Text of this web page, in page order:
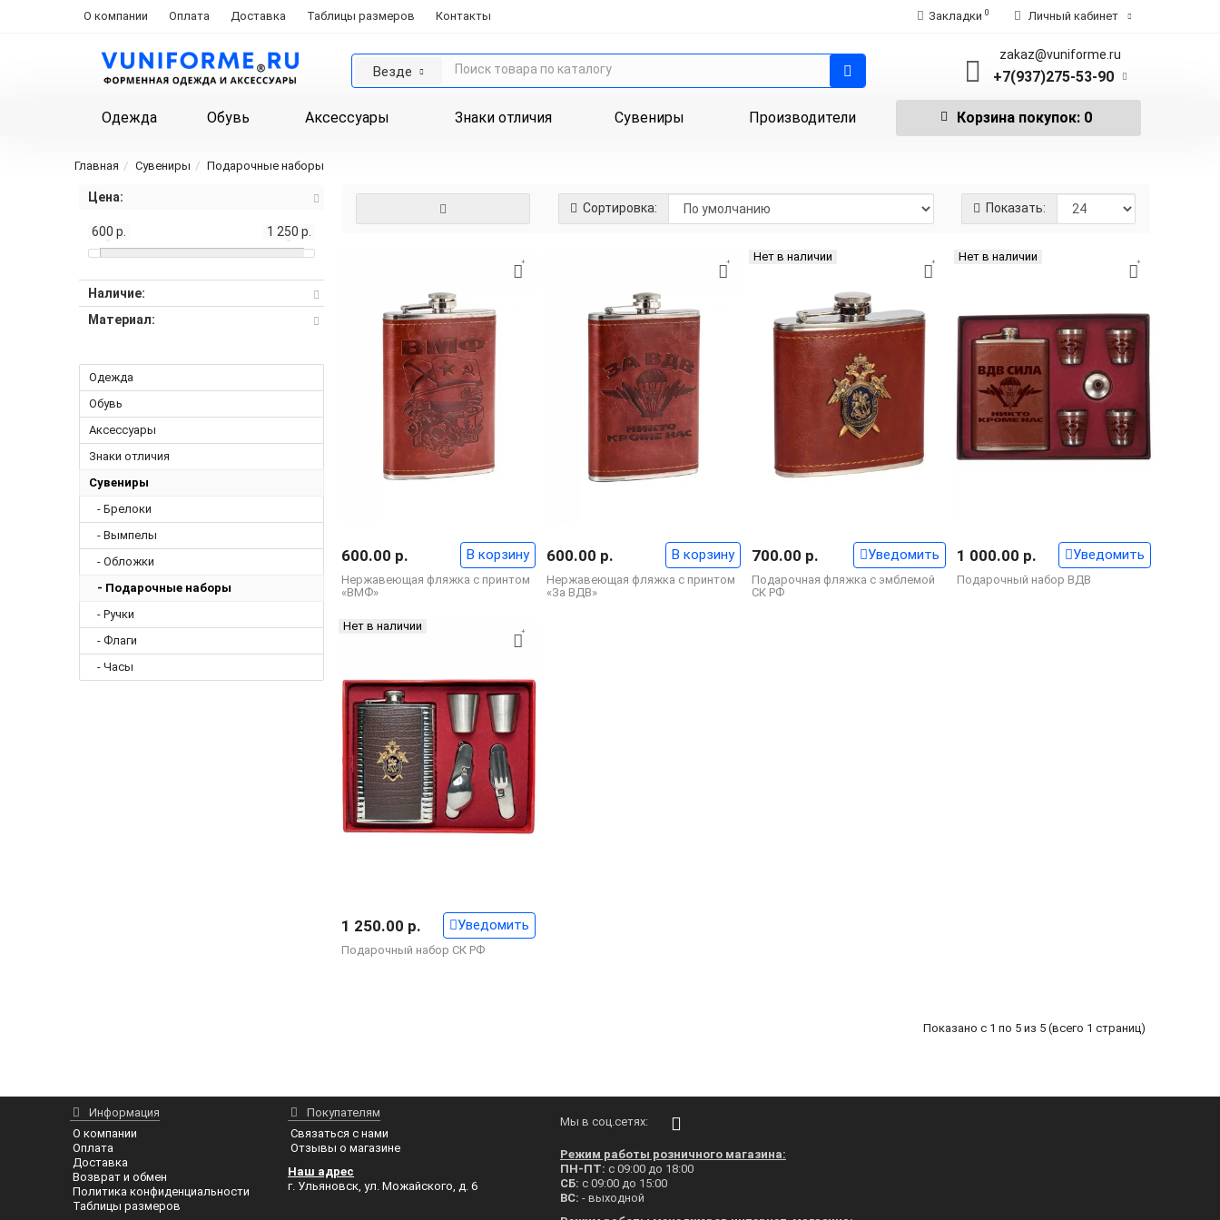
О компании Оплата Доставка Таблицы размеров Контакты Закладки 0 Личный кабинет
Везде
zakaz@vuniforme.ru
+7(937)275-53-90
Одежда Обувь Аксессуары Знаки отличия Сувениры Производители Корзина покупок: 0
Главная Сувениры Подарочные наборы
Цена:
600 р. 1 250 р.
Наличие:
Материал:
Одежда
Обувь
Аксессуары
Знаки отличия
Сувениры
- Брелоки
- Вымпелы
- Обложки
- Подарочные наборы
- Ручки
- Флаги
- Часы
Сортировка: Показать:
Нержавеющая фляжка с принтом
«ВМФ»
600.00 р. В корзину
Нержавеющая фляжка с принтом
«За ВДВ»
600.00 р. В корзину
Нет в наличии
Подарочная фляжка с эмблемой
СК РФ
700.00 р. Уведомить
Нет в наличии
Подарочный набор ВДВ
1 000.00 р. Уведомить
Нет в наличии
Подарочный набор СК РФ
1 250.00 р. Уведомить
Показано с 1 по 5 из 5 (всего 1 страниц)
Информация
О компании
Оплата
Доставка
Возврат и обмен
Политика конфиденциальности
Таблицы размеров
Покупателям
Связаться с нами
Отзывы о магазине
Наш адрес
г. Ульяновск, ул. Можайского, д. 6
Мы в соц.сетях:
Режим работы розничного магазина:
ПН-ПТ: с 09:00 до 18:00
СБ: с 09:00 до 15:00
ВС: - выходной